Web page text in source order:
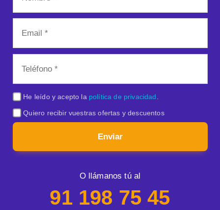
He leído y acepto la política de privacidad
Quiero recibir vuestras ofertas y descuentos
Enviar
O llámanos tú al
91 198 75 45